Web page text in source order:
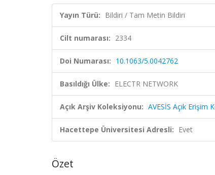
Yayın Türü: Bildiri / Tam Metin Bildiri
Cilt numarası: 2334
Doi Numarası: 10.1063/5.0042762
Basıldığı Ülke: ELECTR NETWORK
Açık Arşiv Koleksiyonu: AVESİS Açık Erişim
Hacettepe Üniversitesi Adresli: Evet
Özet